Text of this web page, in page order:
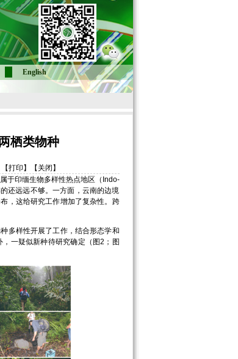
English
栖类物种
【打印】
【关闭】
于印缅生物多样性热点地区（Indo-
还远远不够。一方面，云南的边境
，这给研究工作增加了复杂性。跨
多样性开展了工作，结合形态学和
一疑似新种待研究确定（图2；图